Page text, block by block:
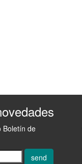
Boletín de
send